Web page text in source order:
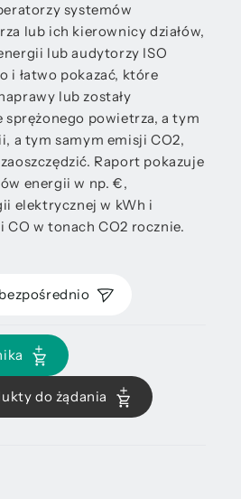
systemów
lub ich kierownicy działów,
lub audytorzy ISO
i łatwo pokazać, które
lub zostały
sprężonego powietrza, a tym
a tym samym emisji CO2,
Raport pokazuje
energii w np. €,
elektrycznej w kWh i
CO w tonach CO2 rocznie.
do żądania